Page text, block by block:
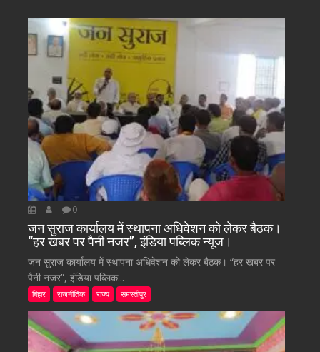
0
जन सुराज कार्यालय में स्थापना अधिवेशन को लेकर बैठक।
“हर खबर पर पैनी नजर”, इंडिया पब्लिक न्यूज।
जन सुराज कार्यालय में स्थापना अधिवेशन को लेकर बैठक। “हर खबर पर
पैनी नजर”, इंडिया पब्लिक...
बिहार राजनीतिक राज्य समस्तीपुर